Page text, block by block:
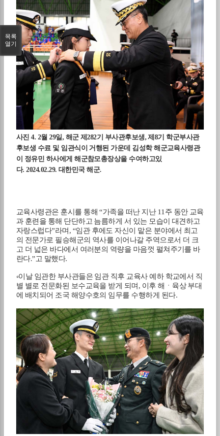
사진 4. 2월 29일, 해군 제282기 부사관후보생,제 8기 학군부사관
후보생 수료 및 임관식이 거행된 가운데 김성학 해군교육사령관
이 정유민 하사에게 해군참모총장상을 수여하고있
다. 2024.02.29. 대한민국 해군.
교육사령관은 훈시를 통해 “가족을 떠난 지난11 주 동안 교육
과 훈련을 통해 단단하고 늠름하게 서 있는 모습이 대견하고
자랑스럽다”라며 , “임관 후에도 자신이 맡은 분야에서 최고
의 전문가로 필승해군의 역사를 이어나갈 주역으로서 더 크
고 더 넓은 바다에서 여러분의 역량을 마음껏 펼쳐주기를 바
란다.”고 말했다.
◦이날 임관한 부사관들은 임관 직후 교육사 예하 학교에서 직
별 별로 전문화된 보수교육을 받게 되며 , 이후 해ㆍ육상 부대
에 배치되어 조국 해양수호의 임무를 수행하게 된다.
목록
열기